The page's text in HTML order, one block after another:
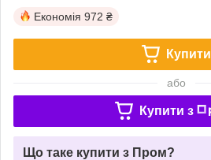
Економія 972 ₴
Купити
або
Купити з
Що таке купити з Пром?